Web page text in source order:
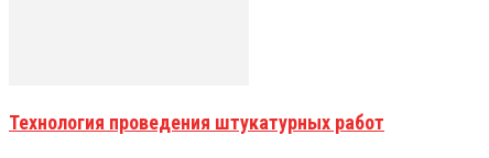
Технология проведения штукатурных работ